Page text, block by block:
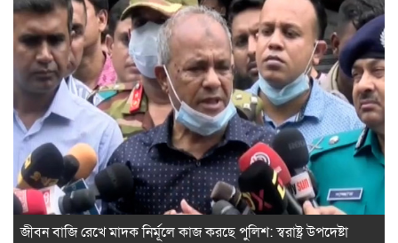
জীবন বাজি রেখে মাদক নির্মূলে কাজ করছে পুলিশ: স্বরাষ্ট্র উপদেষ্টা